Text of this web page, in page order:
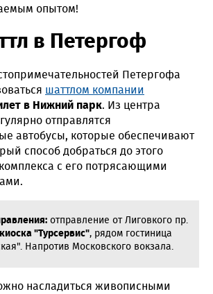
опытом!
в Петергоф
Петергофа
шаттлом компании
в Нижний парк. Из центра
отправлятся
автобусы, которые обеспечивают
способ добраться до этого
с его потрясающими
отправление от Лиговкого пр.
"Турсервис", рядом гостиница
Напротив Московского вокзала.
насладиться живописными